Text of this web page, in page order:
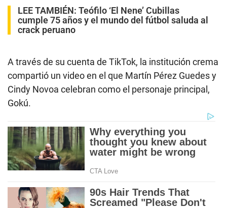
LEE TAMBIÉN: Teófilo ‘El Nene’ Cubillas
cumple 75 años y el mundo del fútbol saluda al
crack peruano
A través de su cuenta de TikTok, la institución crema
compartió un video en el que Martín Pérez Guedes y
Cindy Novoa celebran como el personaje principal,
Gokú.